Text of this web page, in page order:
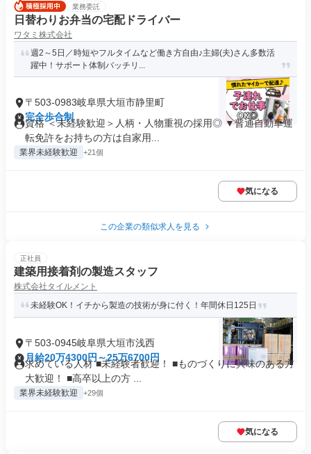
業務委託
日替わりお弁当の宅配ドライバー
ワタミ株式会社
週2～5日／時短やフルタイムなど働き方自由♪主婦(夫)さん多数活
躍中！サポート体制バッチリ...
〒503-0983岐阜県大垣市静里町
完全歩合制
資格 ＜未経験歓迎＞人柄・人物重視の採用◎ ▼普通自動車運
転免許をお持ちの方は自家用...
業界未経験歓迎 +21個
気になる
この企業の類似求人を見る
正社員
建築用接着剤の製造スタッフ
株式会社タイルメント
未経験OK！イチから製造の技術が身に付く！年間休日125日
〒503-0945岐阜県大垣市浅西
月給20万4300円～25万6700円
求めている人材 ■未経験者歓迎！ ■ものづくりに興味のある方
大歓迎！ ■高卒以上の方 ...
業界未経験歓迎 +29個
気になる